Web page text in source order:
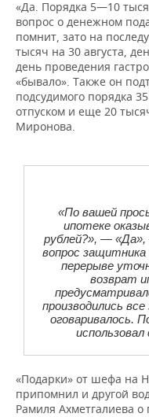
«Да. Порядка 5—10
вопрос о денежном
помнит, зато на
тысяч на 30 августа,
день проведения
«бывало». Также он
подсудимого порядка
отпуском и еще 20
Миронова.
«По вашей
ипотеке
рублей?», —
вопрос
перерыве
возврат
производились
оговаривалось.
«Подарки» от шефа на
припомнил и другой
Рамиля Ахметгалиева